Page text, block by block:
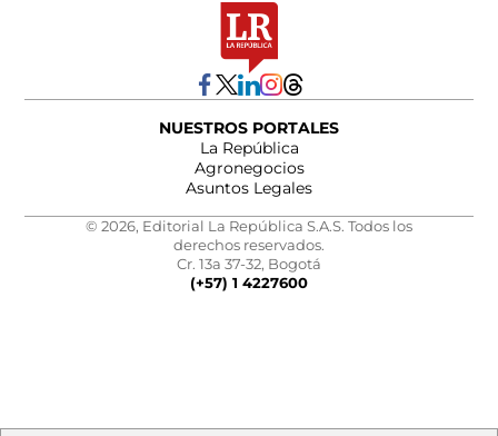
NUESTROS PORTALES
La República
Agronegocios
Asuntos Legales
© 2026, Editorial La República S.A.S. Todos los
derechos reservados.
Cr. 13a 37-32, Bogotá
(+57) 1 4227600